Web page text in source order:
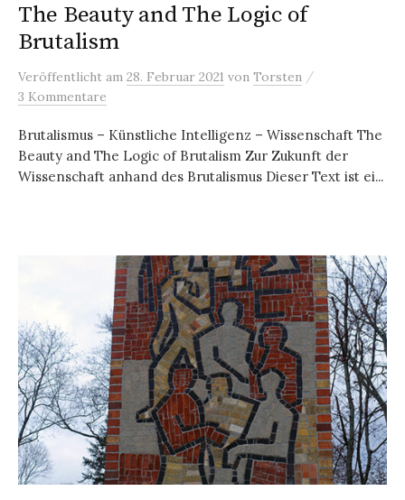
The Beauty and The Logic of
Brutalism
Veröffentlicht am 28. Februar 2021 von Torsten /
3 Kommentare
Brutalismus – Künstliche Intelligenz – Wissenschaft The
Beauty and The Logic of Brutalism Zur Zukunft der
Wissenschaft anhand des Brutalismus Dieser Text ist ei...